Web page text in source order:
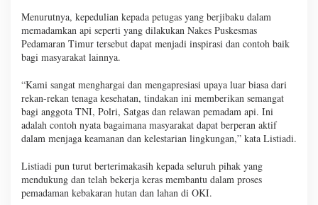
Menurutnya, kepedulian kepada petugas yang berjibaku dalam
memadamkan api seperti yang dilakukan Nakes Puskesmas
Pedamaran Timur tersebut dapat menjadi inspirasi dan contoh baik
bagi masyarakat lainnya.
“Kami sangat menghargai dan mengapresiasi upaya luar biasa dari
rekan-rekan tenaga kesehatan, tindakan ini memberikan semangat
bagi anggota TNI, Polri, Satgas dan relawan pemadam api. Ini
adalah contoh nyata bagaimana masyarakat dapat berperan aktif
dalam menjaga keamanan dan kelestarian lingkungan,” kata Listiadi.
Listiadi pun turut berterimakasih kepada seluruh pihak yang
mendukung dan telah bekerja keras membantu dalam proses
pemadaman kebakaran hutan dan lahan di OKI.